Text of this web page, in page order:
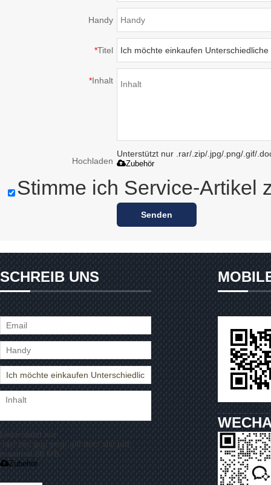
Handy
*Titel
*Inhalt
Hochladen
Unterstützt nur .rar/.zip/.jpg/.png/.gif/
Zubehör
Stimme ich Service-Artikel
Senden
SCHREIB UNS
Unterstützt nur
.rar/.zip/.jpg/.png/.gif/.doc/.xls/.pdf,
maximal 20 MB
Zubehör